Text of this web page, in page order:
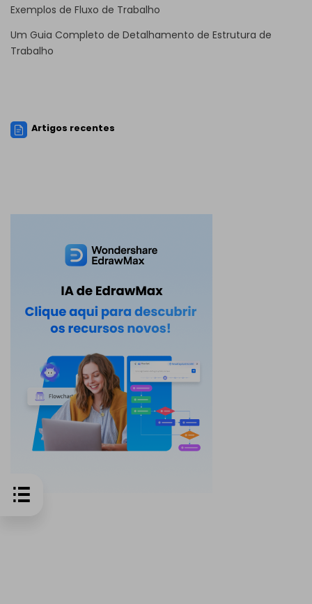
Exemplos de Fluxo de Trabalho
Um Guia Completo de Detalhamento de Estrutura de
Trabalho
Artigos recentes